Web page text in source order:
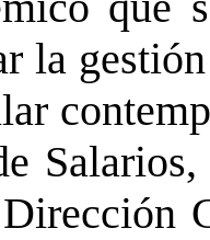
la